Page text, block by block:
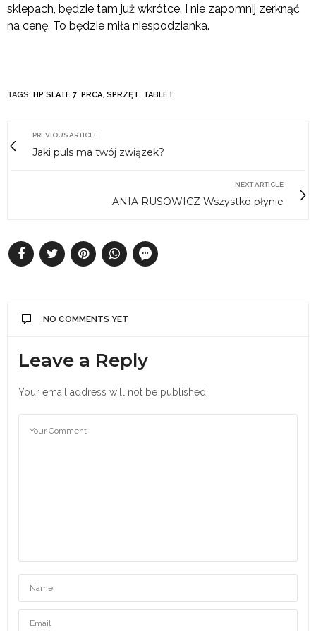
sklepach, będzie tam już wkrótce. I nie zapomnij zerknąć
na cenę. To będzie miła niespodzianka.
TAGS: HP SLATE 7, PRCA, SPRZĘT, TABLET
PREVIOUS ARTICLE
Jaki puls ma twój związek?
NEXT ARTICLE
ANIA RUSOWICZ Wszystko płynie
NO COMMENTS YET
Leave a Reply
Your email address will not be published.